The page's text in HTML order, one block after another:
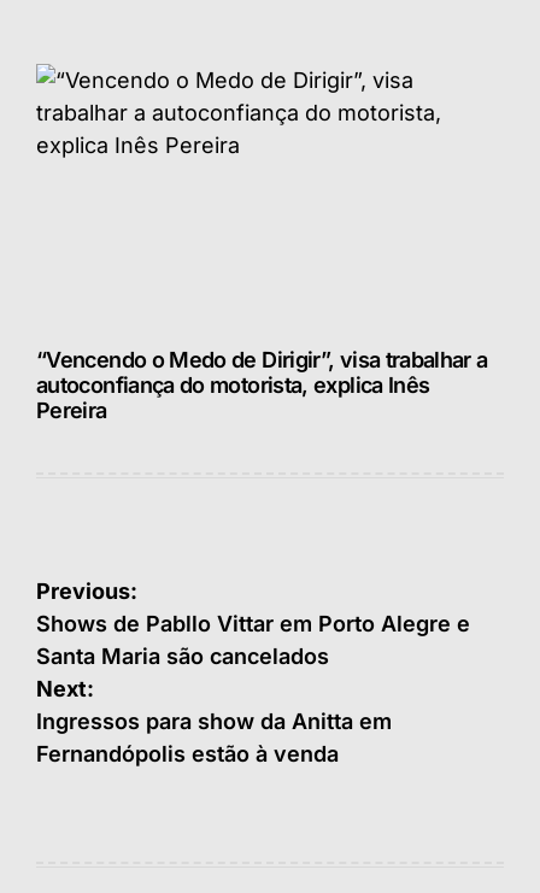
“Vencendo o Medo de Dirigir”, visa trabalhar a
autoconfiança do motorista, explica Inês
Pereira
Navegação
de
Post
Previous:
Shows de Pabllo Vittar em Porto Alegre e
Santa Maria são cancelados
Next:
Ingressos para show da Anitta em
Fernandópolis estão à venda